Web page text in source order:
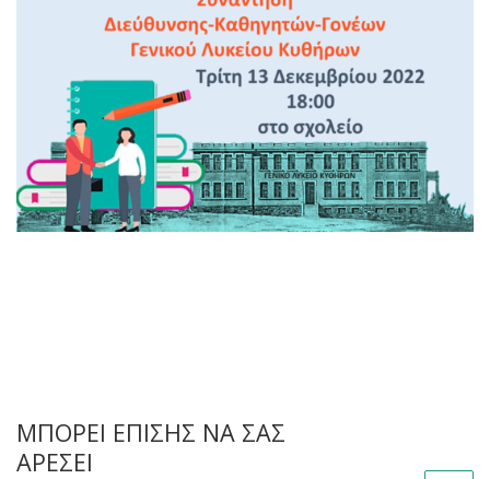
ΜΠΟΡΕΊ ΕΠΊΣΗΣ ΝΑ ΣΑΣ
ΑΡΈΣΕΙ